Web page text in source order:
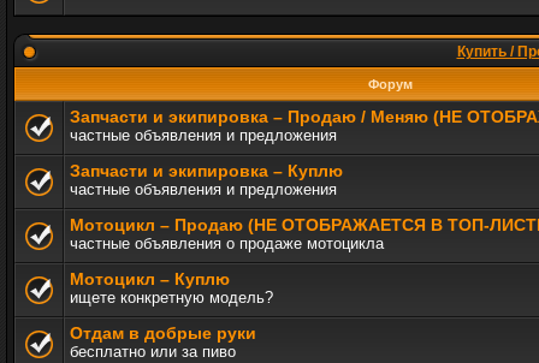
Купить /
Форум
Запчасти и экипировка – Продаю / Меняю (НЕ
частные объявления и предложения
Запчасти и экипировка – Куплю
частные объявления и предложения
Мотоцикл – Продаю (НЕ ОТОБРАЖАЕТСЯ В ТОП-
частные объявления о продаже мотоцикла
Мотоцикл – Куплю
ищете конкретную модель?
Отдам в добрые руки
бесплатно или за пиво